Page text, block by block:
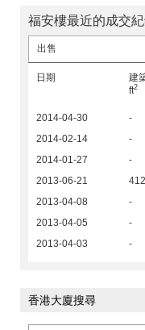
福安樓最近的成交
出售
日期
建
ft2
2014-04-30 -
2014-02-14
-
2014-01-27
-
2013-06-21
412
2013-04-08
-
2013-04-05
-
2013-04-03
-
香港大廈搜尋